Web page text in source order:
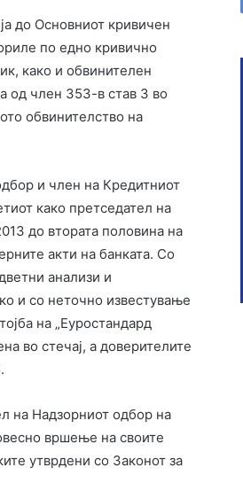
до Основниот кривичен
по едно кривично
како и обвинителен
од член 353-в став 3 во
обвинителство на
и член на Кредитниот
како претседател на
до втората половина на
акти на банката. Со
анализи и
и со неточно известување
на „Еуростандард
во стечај, а доверителите
на Надзорниот одбор на
вршење на своите
утврдени со Законот за